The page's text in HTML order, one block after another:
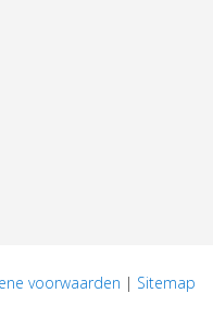
voorwaarden | Sitemap